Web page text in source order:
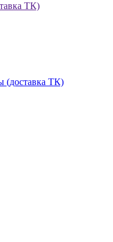
ТК)
(доставка ТК)